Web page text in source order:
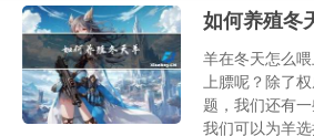
如何养殖冬
羊在冬天怎么
上膘呢？除了
题，我们还有
我们可以为羊